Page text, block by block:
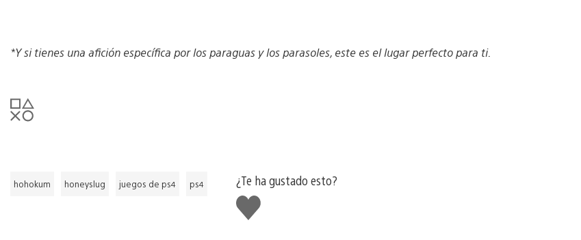
*Y si tienes una afición específica por los paraguas y los parasoles, este es el lugar perfecto para ti.
hohokum honeyslug juegos de ps4 ps4
¿Te ha gustado esto?
Me
gusta